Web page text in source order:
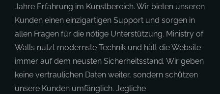
Jahre Erfahrung im Kunstbereich. Wir bieten unseren
Kunden einen einzigartigen Support und sorgen in
allen Fragen für die nötige Unterstützung. Ministry of
Walls nutzt modernste Technik und hält die Website
immer auf dem neusten Sicherheitsstand. Wir geben
keine vertraulichen Daten weiter, sondern schützen
unsere Kunden umfänglich. Jegliche